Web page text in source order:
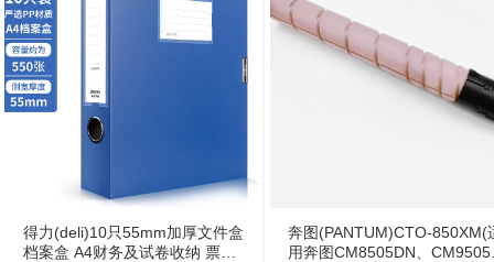
得力(deli)10只55mm加厚文件盒
档案盒 A4财务及试卷收纳 票据
奔图(PANTUM)CTO-850XM(
用奔图CM8505DN、